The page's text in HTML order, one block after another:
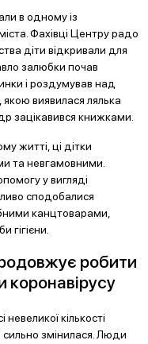
в одному із
Фахівці Центру радо
діти відкривали для
залюбки почав
і роздумував над
виявилася лялька
зацікавився книжками.
житті, ці дітки
та невгамовними.
у вигляді
сподобалися
канцтоварами,
гігієни.
робити
коронавірусу
кількості
сильно змінилася. Люди